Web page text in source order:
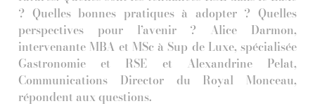
? Quelles bonnes pratiques à adopter ? Quelles
perspectives pour l’avenir ? Alice Darmon,
intervenante MBA et MSc à Sup de Luxe, spécialisée
Gastronomie et RSE et Alexandrine Pelat,
Communications Director du Royal Monceau,
répondent aux questions.